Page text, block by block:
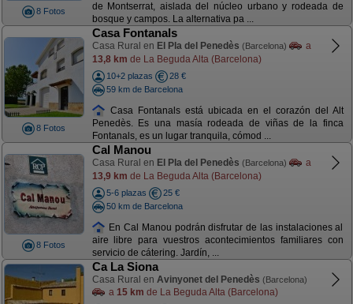
8 Fotos
de Montserrat, aislada del núcleo urbano y rodeada de
bosque y campos. La alternativa pa ...
8 Fotos
Casa Fontanals
Casa Rural en El Pla del Penedès (Barcelona)
a
13,8 km de La Beguda Alta (Barcelona)
10+2 plazas
28 €
59 km de Barcelona
Casa Fontanals está ubicada en el corazón del Alt
Penedès. Es una masía rodeada de viñas de la finca
Fontanals, es un lugar tranquila, cómod ...
8 Fotos
Cal Manou
Casa Rural en El Pla del Penedès (Barcelona)
a
13,9 km de La Beguda Alta (Barcelona)
5-6 plazas
25 €
50 km de Barcelona
En Cal Manou podrán disfrutar de las instalaciones al
aire libre para vuestros acontecimientos familiares con
servicio de cátering. Jardín, ...
Ca La Siona
Casa Rural en Avinyonet del Penedès (Barcelona)
a 15 km de La Beguda Alta (Barcelona)